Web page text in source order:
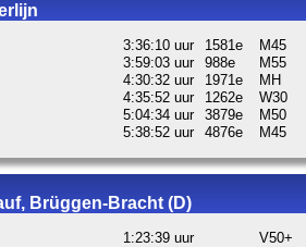
3:36:10 uur 1581e
M45
3:59:03 uur 988e
M55
4:30:32 uur 1971e
MH
4:35:52 uur 1262e
W30
5:04:34 uur 3879e
M50
5:38:52 uur 4876e M45
Brüggen-Bracht (D)
1:23:39 uur V50+